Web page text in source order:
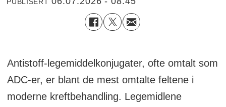
Antistoff-legemiddelkonjugater, ofte omtalt som
ADC-er, er blant de mest omtalte feltene i
moderne kreftbehandling. Legemidlene